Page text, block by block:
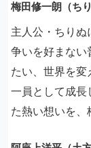
梅田修一朗（ち
主人公・ちりぬ
争いを好まない
たい、世界を
一員として成長
た熱い想いを、